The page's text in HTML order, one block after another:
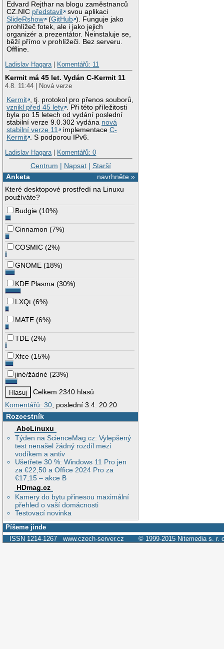
Edvard Rejthar na blogu zaměstnanců
CZ.NIC představil
svou aplikaci
SlideRshow
(GitHub ). Funguje jako
prohlížeč fotek, ale i jako jejich
organizér a prezentátor. Neinstaluje se,
běží přímo v prohlížeči. Bez serveru.
Offline.
Ladislav Hagara| Komentářů: 11
Kermit má 45 let. Vydán C-Kermit 11
4.8. 11:44 | Nová verze
Kermit , tj. protokol pro přenos souborů,
vznikl před 45 lety . Při této příležitosti
byla po 15 letech od vydání poslední
stabilní verze 9.0.302 vydána nová
stabilní verze 11
implementaceC-
Kermit . S podporou IPv6.
Ladislav Hagara| Komentářů: 0
Centrum | Napsat| Starší
navrhněte »
Anketa
Které desktopové prostředí na Linuxu
používáte?
Budgie (10%)
Cinnamon (7%)
COSMIC (2%)
GNOME (18%)
KDE Plasma (30%)
LXQt (6%)
MATE (6%)
TDE (2%)
Xfce (15%)
jiné/žádné (23%)
Celkem 2340 hlasů
Komentářů: 30 , poslední 3.4. 20:20
Rozcestník
AbcLinuxu
Týden na ScienceMag.cz: Vylepšený
test nenašel žádný rozdíl mezi
vodíkem a antiv
Ušetřete 30 %: Windows 11 Pro jen
za €22,50 a Office 2024 Pro za
€17,15 – akce B
HDmag.cz
Kamery do bytu přinesou maximální
přehled o vaší domácnosti
Testovací novinka
Píšeme jinde
ISSN 1214-1267 www.czech-server.cz © 1999-2015 Nitemedia s. r.